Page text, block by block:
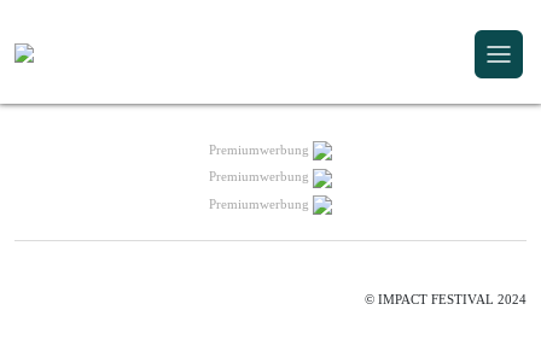
Premiumwerbung
Premiumwerbung
Premiumwerbung
© IMPACT FESTIVAL 2024